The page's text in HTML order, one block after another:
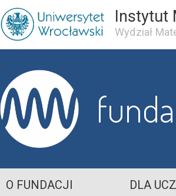
Instytut
Wydział
O FUNDACJI DLA